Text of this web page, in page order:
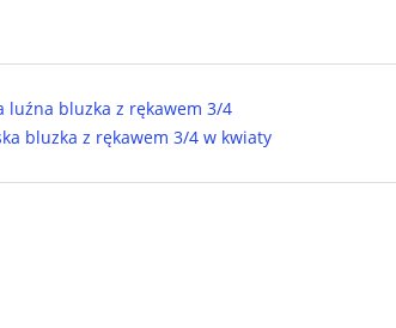
luźna bluzka z rękawem 3/4
bluzka z rękawem 3/4 w kwiaty